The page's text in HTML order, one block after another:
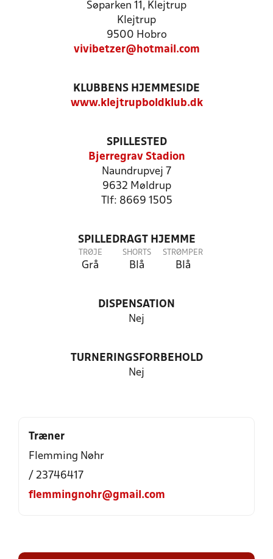
Søparken 11, Klejtrup
Klejtrup
9500 Hobro
vivibetzer@hotmail.com
KLUBBENS HJEMMESIDE
www.klejtrupboldklub.dk
SPILLESTED
Bjerregrav Stadion
Naundrupvej 7
9632 Møldrup
Tlf: 8669 1505
SPILLEDRAGT HJEMME
TRØJE
Grå
SHORTS
Blå
STRØMPER
Blå
DISPENSATION
Nej
TURNERINGSFORBEHOLD
Nej
Træner
Flemming Nøhr
/ 23746417
flemmingnohr@gmail.com